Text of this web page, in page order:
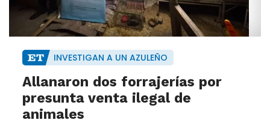
INVESTIGAN A UN AZULEÑO
Allanaron dos forrajerías por
presunta venta ilegal de
animales